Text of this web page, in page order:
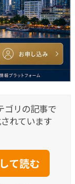
ゴリの記事で
れています